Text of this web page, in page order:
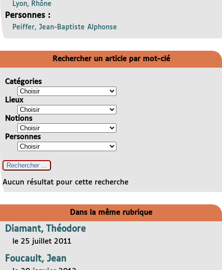
Lyon, Rhône
Personnes :
Peiffer, Jean-Baptiste Alphonse
Rechercher un article par mot-clé
Catégories
Lieux
Notions
Personnes
Aucun résultat pour cette recherche
Dans la même rubrique
Diamant, Théodore
le 25 juillet 2011
Foucault, Jean